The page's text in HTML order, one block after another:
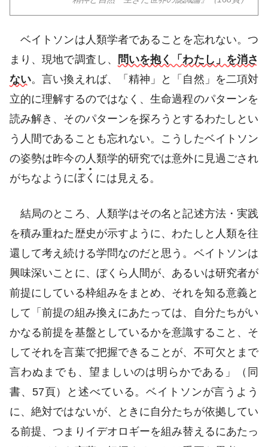
ベイトソンは人類学者であることを忘れない。つ
まり、現地で調査し、
問いを抱く「わたし」を消さ
ない。言い換えれば、「精神」と「自然」を二項対
立的に理解するのではなく、生命過程のパターンを
読み解き、そのパターンを探ろうとするわたしとい
う人間であることも忘れない。こうしたベイトソン
の姿勢は昨今の人類学的研究では意外に見過ごされ
がちなようにぼく には見える。
結局のところ、人類学はその名と記述方法・実践
を積み重ねた歴史が示すように、わたしと人類を往
還して考え続ける学問なのだと思う。ベイトソンは
興味深いことに、ぼくら人間が、あるいは研究者が
前提にしている枠組みをまとめ、それを知る意義と
して「前提の組み換えにあたっては、自分たちがい
かなる前提を基盤としているかを意識すること、そ
してそれを言葉で把握できることが、不可欠とまで
言わぬまでも、望ましいのは明らかである」（同
書、57頁）と述べている。ベイトソンが言うよう
に、絶対ではないが、ときに自分たちが依拠してい
る前提、つまりイデオロギーを組み替えるにあたっ